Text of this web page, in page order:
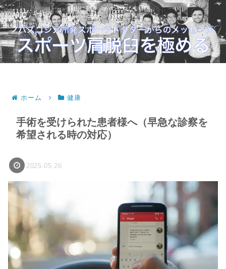
自由に動き、かつ外れない肩へ。
ホーム 健康
手術を受けられた患者様へ（早急な診察を
希望される時の対応）
2025.05.26